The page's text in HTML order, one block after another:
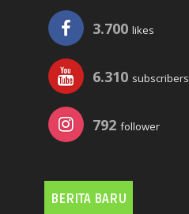
3.700 likes
6.310 subscribers
792 follower
BERITA BARU